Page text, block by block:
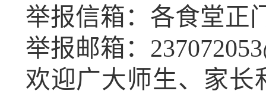
举报信箱：各食堂正
举报邮箱：
欢迎广大师生、家长